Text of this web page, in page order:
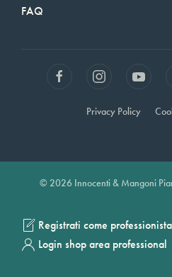
FAQ
Privacy Policy
© 2026 Innocenti & Mangoni
Registrati come professionista
Login shop area professional